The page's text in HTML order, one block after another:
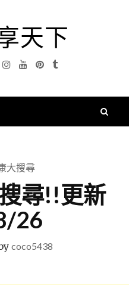
天下
InstagramYouTubePinterest
Tumblr
大搜尋
尋!!更新
26
coco5438